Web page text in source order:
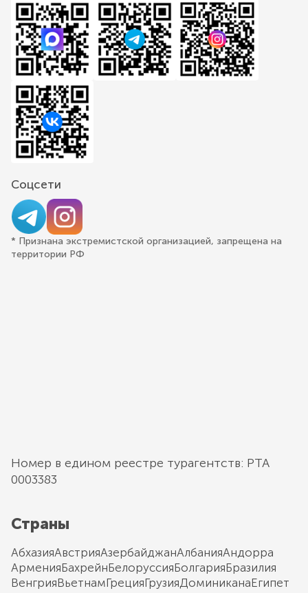
Соцсети
* Признана экстремистской организацией, запрещена на
территории РФ
Номер в едином реестре турагентств: РТА
0003383
Страны
АбхазияАвстрияАзербайджанАлбанияАндорра
АрменияБахрейнБелоруссияБолгарияБразилия
ВенгрияВьетнамГрецияГрузияДоминиканаЕгипет